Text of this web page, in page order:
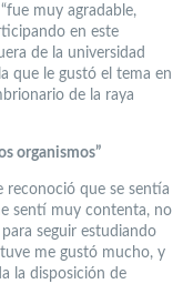
muy agradable,
en este
de la universidad
que le gustó el tema en
de la raya
organismos”
reconoció que se sentía
sentí muy contenta, no
seguir estudiando
me gustó mucho, y
la disposición de